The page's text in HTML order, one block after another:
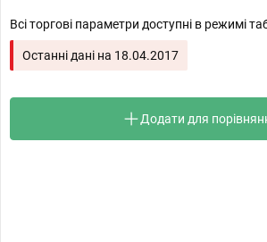
Всі торгові параметри доступні в режимі
Останні дані на 18.04.2017
Додати для